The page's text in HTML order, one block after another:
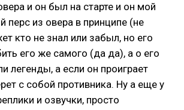
и он был на старте и он мой
перс из овера в принципе (не
кто не знал или забыл, но его
его же самого (да да), а о его
легенды, а если он проиграет
с собой противника. Ну а еще у
и озвучки, просто